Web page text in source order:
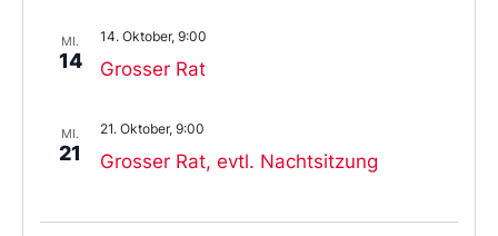
MI.
14 Grosser Rat
14. Oktober, 9:00
MI.
21 Grosser Rat, evtl. Nachtsitzung
21. Oktober, 9:00